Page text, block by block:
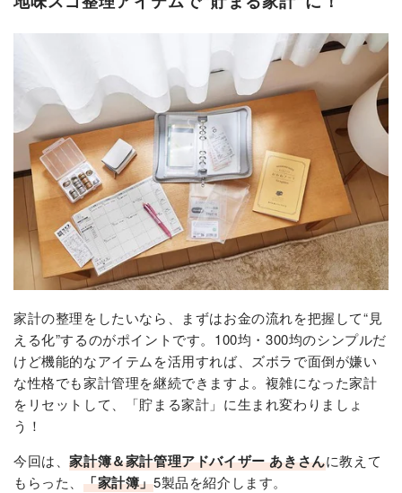
家計の整理をしたいなら、まずはお金の流れを把握して“見
える化”するのがポイントです。100均・300均のシンプルだ
けど機能的なアイテムを活用すれば、ズボラで面倒が嫌い
な性格でも家計管理を継続できますよ。複雑になった家計
をリセットして、「貯まる家計」に生まれ変わりましょ
う！
今回は、家計簿＆家計管理アドバイザー あきさんに教えて
もらった、 「家計簿」5製品を紹介します。